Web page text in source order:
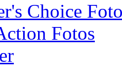
Choice
Fotos